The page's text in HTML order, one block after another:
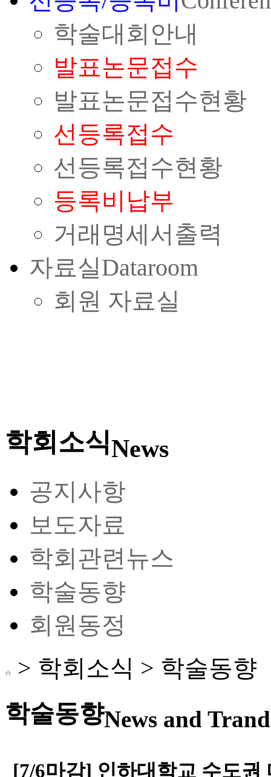
학술대회안내
발표논문접수
발표논문접수현황
선등록접수
선등록접수현황
등록비납부
거래명세서출력
자료실Dataroom
회원 자료실
학회소식News
공지사항
보도자료
학회관련뉴스
학술동향
회원동정
> 학회소식 > 학술동향
학술동향News and
[7/6마감] 인하대학교 수도권